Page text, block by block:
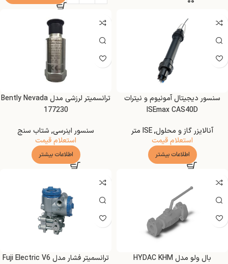
سنسور دیجیتال آمونیوم و نیترات
ISEmax CAS40D
آنالایزر گاز و محلول,ISE متر
استعلام قیمت
اطلاعات بیشتر
ترانسمیتر لرزشی مدل Bently Nevada
177230
سنسور اینرسی, شتاب سنج
استعلام قیمت
اطلاعات بیشتر
بال ولو مدل HYDAC KHM
ترانسمیتر فشار مدل Fuji Electric V6